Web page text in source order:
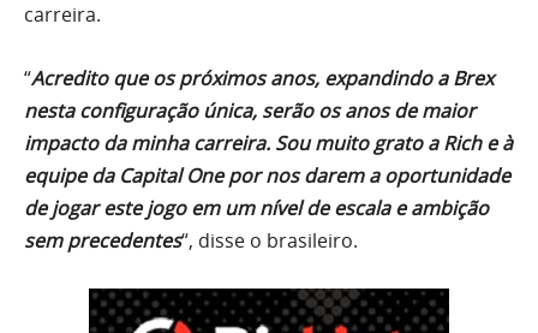
carreira.
“Acredito que os próximos anos, expandindo a Brex
nesta configuração única, serão os anos de maior
impacto da minha carreira. Sou muito grato a Rich e à
equipe da Capital One por nos darem a oportunidade
de jogar este jogo em um nível de escala e ambição
sem precedentes“, disse o brasileiro.